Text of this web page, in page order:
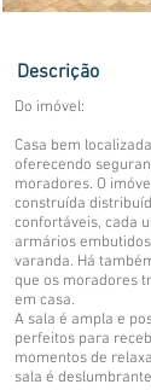
Descrição
Do imóvel:
Casa bem
oferecendo
moradores. O
construída
confortáveis, cada
armários
varanda. Há
que os moradores
em casa.
A sala é ampla e
perfeitos para
momentos de
sala é